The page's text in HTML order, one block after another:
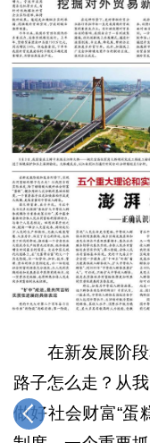
在新发展阶
路子怎么走？从
做好社会财富“蛋